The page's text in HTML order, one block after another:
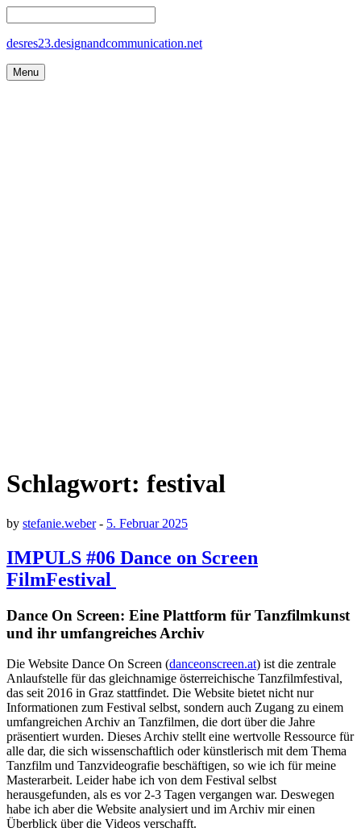
desres23.designandcommunication.net
Menu
Schlagwort: festival
by stefanie.weber- 5. Februar 2025
IMPULS #06 Dance on Screen
FilmFestival
Dance On Screen: Eine Plattform für Tanzfilmkunst
und ihr umfangreiches Archiv
Die Website Dance On Screen (danceonscreen.at) ist die zentrale
Anlaufstelle für das gleichnamige österreichische Tanzfilmfestival,
das seit 2016 in Graz stattfindet. Die Website bietet nicht nur
Informationen zum Festival selbst, sondern auch Zugang zu einem
umfangreichen Archiv an Tanzfilmen, die dort über die Jahre
präsentiert wurden. Dieses Archiv stellt eine wertvolle Ressource für
alle dar, die sich wissenschaftlich oder künstlerisch mit dem Thema
Tanzfilm und Tanzvideografie beschäftigen, so wie ich für meine
Masterarbeit. Leider habe ich von dem Festival selbst
herausgefunden, als es vor 2-3 Tagen vergangen war. Deswegen
habe ich aber die Website analysiert und im Archiv mir einen
Überblick über die Videos verschafft.